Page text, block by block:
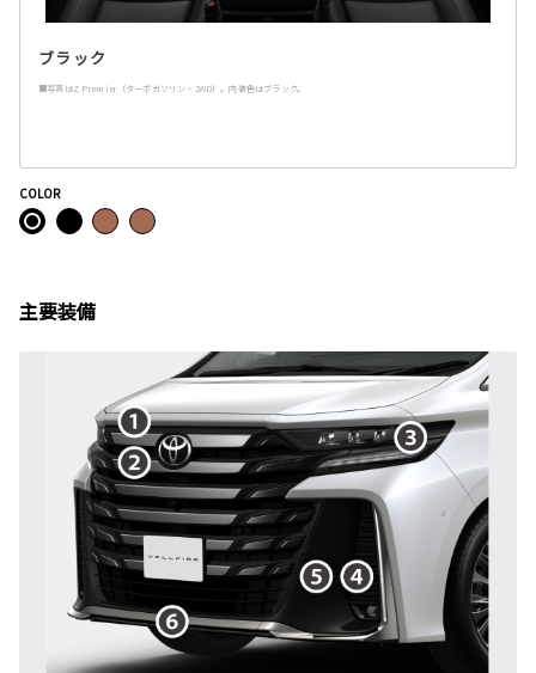
ブラック
■写真はZ Premier（ターボガソリン・2WD）。内装色はブラック。
COLOR
主要装備